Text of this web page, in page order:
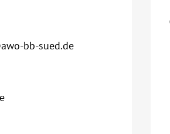
bb-sued.de